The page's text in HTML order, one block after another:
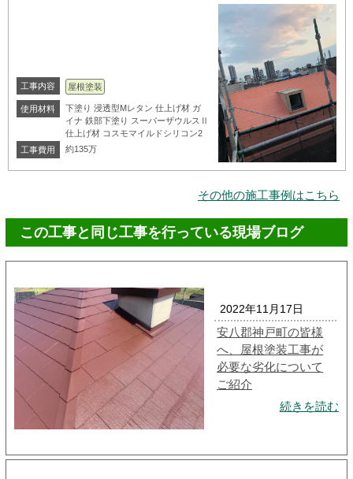
工事内容 屋根塗装
使用材料
下塗り 浸透型Mレタン 仕上げ材 ガ
イナ 鉄部下塗り スーパーザウルスⅡ
仕上げ材 コスモマイルドシリコン2
工事費用
約135万
その他の施工事例はこちら
この工事と同じ工事を行っている現場ブログ
2022年11月17日
安八郡神戸町の皆様
へ、屋根塗装工事が
必要な劣化について
ご紹介
続きを読む